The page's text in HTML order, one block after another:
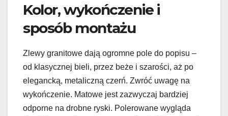
Kolor, wykończenie i
sposób montażu
Zlewy granitowe dają ogromne pole do popisu –
od klasycznej bieli, przez beże i szarości, aż po
elegancką, metaliczną czerń. Zwróć uwagę na
wykończenie. Matowe jest zazwyczaj bardziej
odporne na drobne ryski. Polerowane wygląda